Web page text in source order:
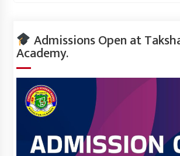
Admissions Open at
Academy.